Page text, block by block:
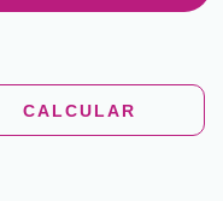
CALCULAR